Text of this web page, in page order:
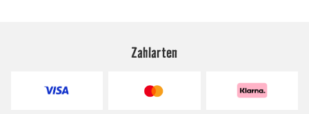
Zahlarten